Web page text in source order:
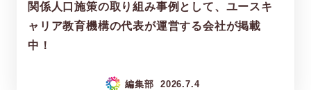
関係人口施策の取り組み事例として、ユースキ
ャリア教育機構の代表が運営する会社が掲載
中！
編集部 2026.7.4